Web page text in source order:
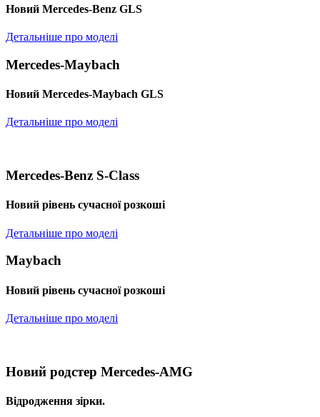
Новий Mercedes-Benz GLS
Детальніше про моделі
Mercedes-Maybach
Новий Mercedes-Maybach GLS
Детальніше про моделі
Mercedes-Benz S-Class
Новий рівень сучасної розкоші
Детальніше про моделі
Maybach
Новий рівень сучасної розкоші
Детальніше про моделі
Новий родстер Mercedes-AMG
Відродження зірки.